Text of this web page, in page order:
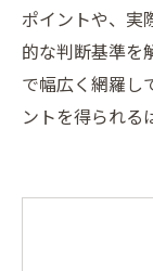
ポイントや、実
的な判断基準を
で幅広く網羅し
ントを得られる